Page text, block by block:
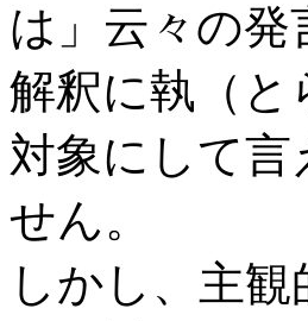
は」云々の
解釈に執（と
対象にして
せん。
しかし、主